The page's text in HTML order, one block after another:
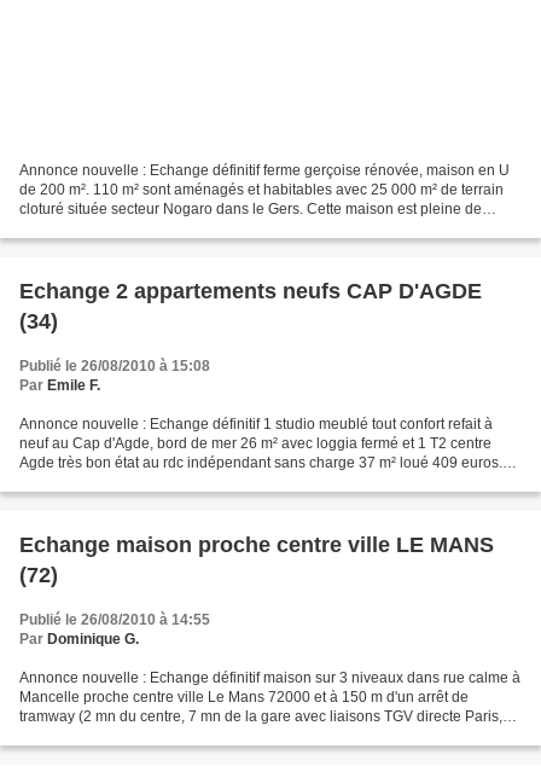
Annonce nouvelle : Echange définitif ferme gerçoise rénovée, maison en U
de 200 m². 110 m² sont aménagés et habitables avec 25 000 m² de terrain
cloturé située secteur Nogaro dans le Gers. Cette maison est pleine de
Echange 2 appartements neufs CAP D'AGDE
(34)
Publié le 26/08/2010 à 15:08
Par Emile F.
Annonce nouvelle : Echange définitif 1 studio meublé tout confort refait à
neuf au Cap d'Agde, bord de mer 26 m² avec loggia fermé et 1 T2 centre
Agde très bon état au rdc indépendant sans charge 37 m² loué 409 euros.
Echange maison proche centre ville LE MANS
(72)
Publié le 26/08/2010 à 14:55
Par Dominique G.
Annonce nouvelle : Echange définitif maison sur 3 niveaux dans rue calme à
Mancelle proche centre ville Le Mans 72000 et à 150 m d'un arrêt de
tramway (2 mn du centre, 7 mn de la gare avec liaisons TGV directe Paris,